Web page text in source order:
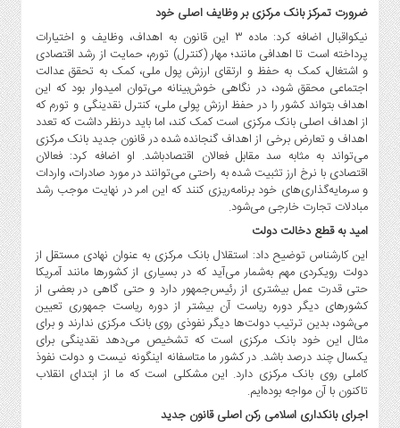
ضرورت تمرکز بانک مرکزی بر وظایف اصلی خود
نیکواقبال اضافه کرد: ماده ۳ این قانون به اهداف، وظایف و اختیارات
پرداخته است تا اهدافی مانند؛ مهار (کنترل) تورم، حمایت از رشد اقتصادی
و اشتغال، کمک به حفظ و ارتقای ارزش پول ملی، کمک به تحقق عدالت
اجتماعی محقق شود، در نگاهی خوش‌بینانه می‌توان امیدوار بود که این
اهداف بتواند کشور را در حفظ ارزش پولی ملی، کنترل نقدینگی و تورم که
از اهداف اصلی بانک مرکزی است کمک کند، اما باید درنظر داشت که تعدد
اهداف و تعارض برخی از اهداف گنجانده شده در قانون جدید بانک مرکزی
می‌تواند به مثابه سد مقابل فعالان اقتصادباشد. او اضافه کرد: فعالان
اقتصادی با نرخ ارز تثبیت شده به راحتی می‌توانند در مورد صادرات، واردات
و سرمایه‌گذاری‌های خود برنامه‌ریزی کنند که این امر در نهایت موجب رشد
مبادلات تجارت خارجی می‌شود.
امید به قطع دخالت دولت
این کارشناس توضیح داد: استقلال بانک مرکزی به عنوان نهادی مستقل از
دولت رویکردی مهم به‌شمار می‌آید که در بسیاری از کشورها مانند آمریکا
حتی قدرت عمل بیشتری از رئیس‌جمهور دارد و حتی گاهی در بعضی از
کشورهای دیگر دوره ریاست آن بیشتر از دوره ریاست جمهوری تعیین
می‌شود، بدین ترتیب دولت‌ها دیگر نفوذی روی بانک مرکزی ندارند و برای
مثال این خود بانک مرکزی است که تشخیص می‌دهد نقدینگی برای
یکسال چند درصد باشد. در کشور ما متاسفانه اینگونه نیست و دولت نفوذ
کاملی روی بانک مرکزی دارد. این مشکلی است که ما از ابتدای انقلاب
تاکنون با آن مواجه بوده‌ایم.
اجرای بانکداری اسلامی رکن اصلی قانون جدید